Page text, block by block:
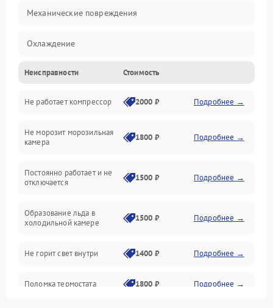
Механические повреждения
Охлаждение
Механика
Электропитание
Дренаж
Неисправности Стоимость
Не работает компрессор 2000 ₽ Подробнее →
Не морозит морозильная
камера
1800 ₽ Подробнее →
Постоянно работает и не
отключается
1500 ₽ Подробнее →
Образование льда в
холодильной камере
1500 ₽ Подробнее →
Не горит свет внутри 1400 ₽ Подробнее →
Поломка термостата 1800 ₽ Подробнее →